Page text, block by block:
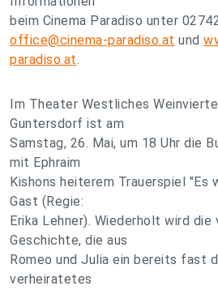
beim Cinema Paradiso unter
office@cinema-paradiso.at und
paradiso.at.
Im Theater Westliches
Guntersdorf ist am
Samstag, 26. Mai, um 18 Uhr die
mit Ephraim
Kishons heiterem Trauerspiel "Es
Gast (Regie:
Erika Lehner). Wiederholt wird die
Geschichte, die aus
Romeo und Julia ein bereits fast
verheiratetes